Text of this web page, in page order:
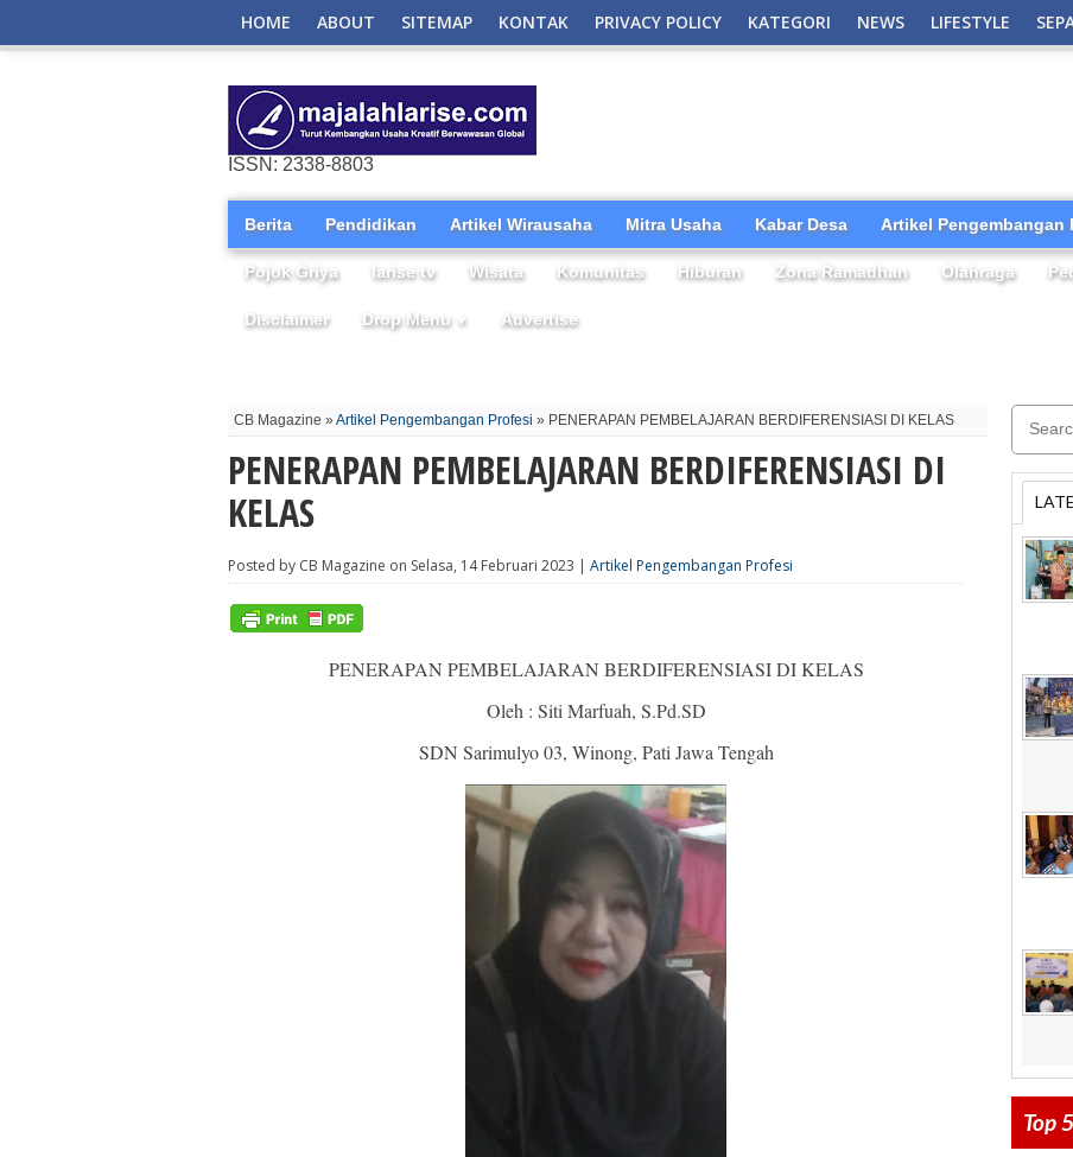
HOME ABOUT SITEMAP KONTAK PRIVACY POLICY KATEGORI NEWS LIFESTYLE
ISSN: 2338-8803
Berita Pendidikan Artikel Wirausaha Mitra Usaha Kabar Desa Artikel Pengembangan
Pojok Griya larise tv Wisata Komunitas Hiburan Zona Ramadhan Olahraga
Disclaimer Drop Menu ▼ Advertise
CB Magazine » Artikel Pengembangan Profesi » PENERAPAN PEMBELAJARAN BERDIFERENSIASI DI KELAS
PENERAPAN PEMBELAJARAN BERDIFERENSIASI DI
KELAS
Posted by CB Magazine on Selasa, 14 Februari 2023 | Artikel Pengembangan Profesi
PENERAPAN PEMBELAJARAN BERDIFERENSIASI DI KELAS
Oleh : Siti Marfuah, S.Pd.SD
SDN Sarimulyo 03, Winong, Pati Jawa Tengah
Top